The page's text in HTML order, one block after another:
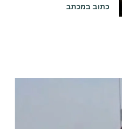
כתוב במכתב